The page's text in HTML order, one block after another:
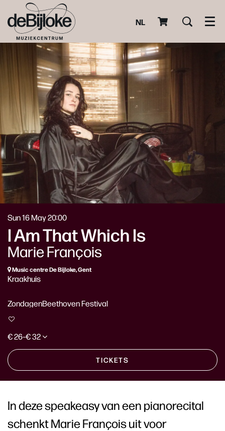
NL
I Am That Which Is
Marie François
Sun 16 May20:00
Music centre De Bijloke, Gent
Kraakhuis
ZondagenBeethoven Festival
€ 26–€ 32
TICKETS
In deze speakeasy van een pianorecital
schenkt Marie François uit voor